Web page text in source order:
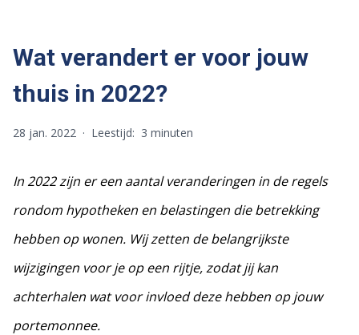
Wat verandert er voor jouw
thuis in 2022?
28 jan. 2022 · Leestijd: 3 minuten
In 2022 zijn er een aantal veranderingen in de regels
rondom hypotheken en belastingen die betrekking
hebben op wonen. Wij zetten de belangrijkste
wijzigingen voor je op een rijtje, zodat jij kan
achterhalen wat voor invloed deze hebben op jouw
portemonnee.